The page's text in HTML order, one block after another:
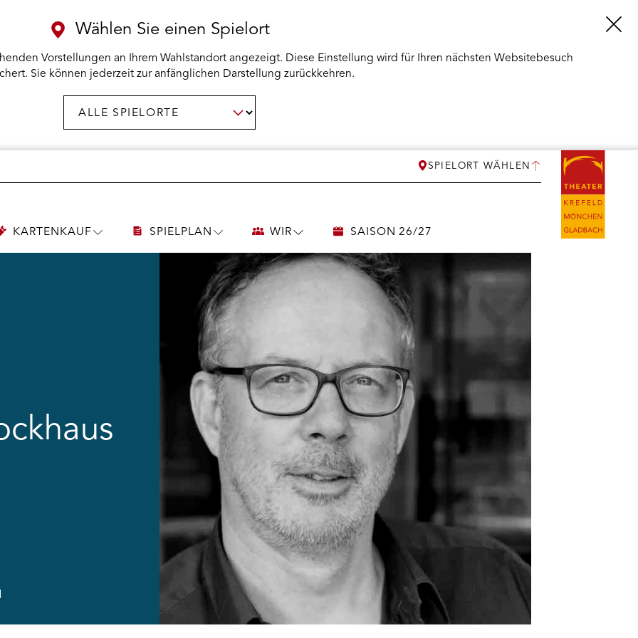
SPIELORT WÄHLEN
Wählen Sie einen Spielort
Vorstellungen an Ihrem Wahlstandort angezeigt. Diese Einstellung wird für Ihren nächsten Websitebesuch
Sie können jederzeit zur anfänglichen Darstellung zurückkehren.
KARTENKAUF UNTERMENÜSPIELPLAN UNTERMENÜ
ÖFFNEN
WIR UNTERMENÜ
ÖFFNEN
SAISON 26/27